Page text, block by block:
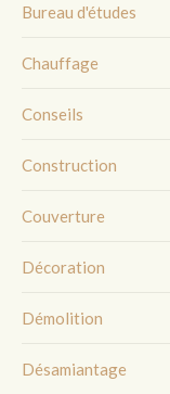
Bureau d'études
Chauffage
Conseils
Construction
Couverture
Décoration
Démolition
Désamiantage